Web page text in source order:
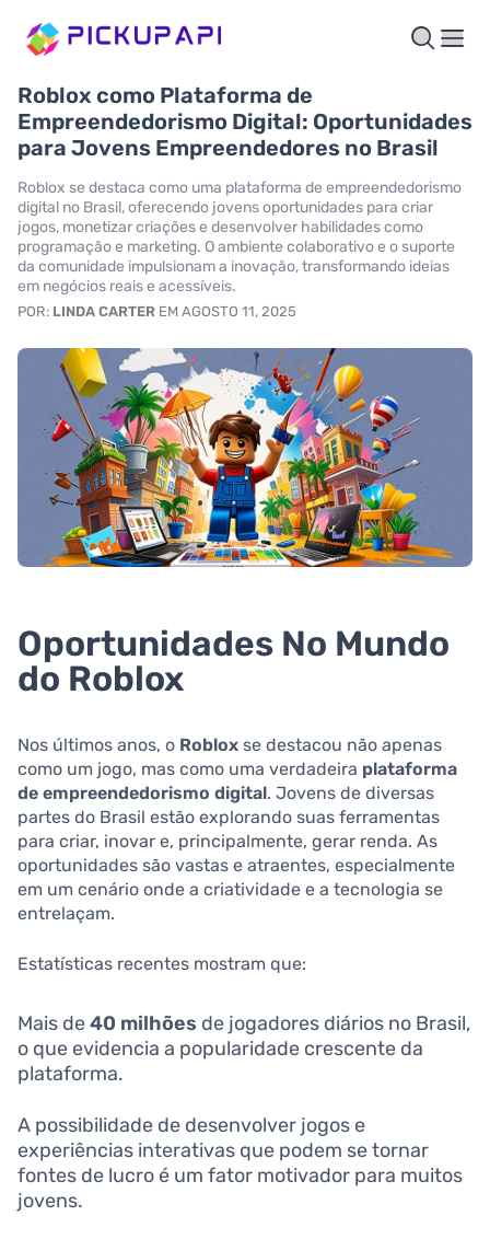
Roblox como Plataforma de
Empreendedorismo Digital: Oportunidades
para Jovens Empreendedores no Brasil
Roblox se destaca como uma plataforma de empreendedorismo
digital no Brasil, oferecendo jovens oportunidades para criar
jogos, monetizar criações e desenvolver habilidades como
programação e marketing. O ambiente colaborativo e o suporte
da comunidade impulsionam a inovação, transformando ideias
em negócios reais e acessíveis.
POR: LINDA CARTER EM AGOSTO 11, 2025
Oportunidades No Mundo
do Roblox
Nos últimos anos, o Roblox se destacou não apenas
como um jogo, mas como uma verdadeira plataforma
de empreendedorismo digital. Jovens de diversas
partes do Brasil estão explorando suas ferramentas
para criar, inovar e, principalmente, gerar renda. As
oportunidades são vastas e atraentes, especialmente
em um cenário onde a criatividade e a tecnologia se
entrelaçam.
Estatísticas recentes mostram que:
Mais de40 milhões de jogadores diários no Brasil,
o que evidencia a popularidade crescente da
plataforma.
A possibilidade de desenvolver jogos e
experiências interativas que podem se tornar
fontes de lucro é um fator motivador para muitos
jovens.